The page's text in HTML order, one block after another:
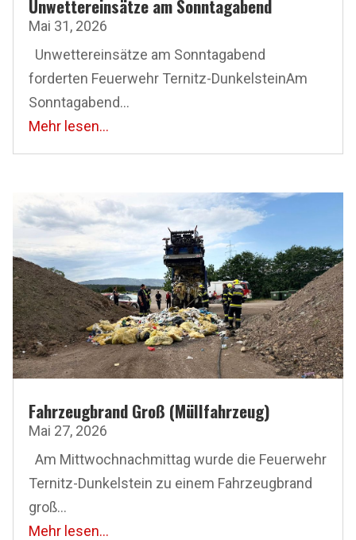
Unwettereinsätze am Sonntagabend
Mai 31, 2026
Unwettereinsätze am Sonntagabend
forderten Feuerwehr Ternitz-DunkelsteinAm
Sonntagabend...
Mehr lesen...
Fahrzeugbrand Groß (Müllfahrzeug)
Mai 27, 2026
Am Mittwoch­nachmittag wurde die Feuerwehr
Ternitz-Dunkelstein zu einem Fahrzeugbrand
groß...
Mehr lesen...